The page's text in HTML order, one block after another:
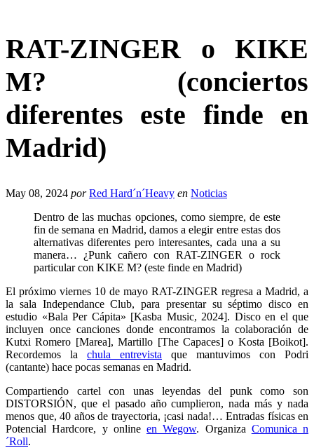
RAT-ZINGER o KIKE
M? (conciertos
diferentes este finde en
Madrid)
May 08, 2024 por Red Hard´n´Heavy en Noticias
Dentro de las muchas opciones, como siempre, de este
fin de semana en Madrid, damos a elegir entre estas dos
alternativas diferentes pero interesantes, cada una a su
manera… ¿Punk cañero con RAT-ZINGER o rock
particular con KIKE M? (este finde en Madrid)
El próximo viernes 10 de mayo RAT-ZINGER regresa a Madrid, a
la sala Independance Club, para presentar su séptimo disco en
estudio «Bala Per Cápita» [Kasba Music, 2024]. Disco en el que
incluyen once canciones donde encontramos la colaboración de
Kutxi Romero [Marea], Martillo [The Capaces] o Kosta [Boikot].
Recordemos la chula entrevista que mantuvimos con Podri
(cantante) hace pocas semanas en Madrid.
Compartiendo cartel con unas leyendas del punk como son
DISTORSIÓN, que el pasado año cumplieron, nada más y nada
menos que, 40 años de trayectoria, ¡casi nada!… Entradas físicas en
Potencial Hardcore, y online en Wegow. Organiza Comunica n
´Roll.